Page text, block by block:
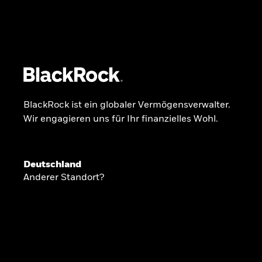
INSIDE THE MARKET
BlackRock ist ein globaler Vermögensverwalter.
Wir engagieren uns für Ihr finanzielles Wohl.
Deutschland
Anderer Standort?